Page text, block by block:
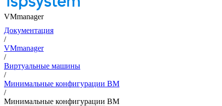
VMmanager
Документация
/
VMmanager
/
Виртуальные машины
/
Минимальные конфигурации ВМ
/
Минимальные конфигурации ВМ